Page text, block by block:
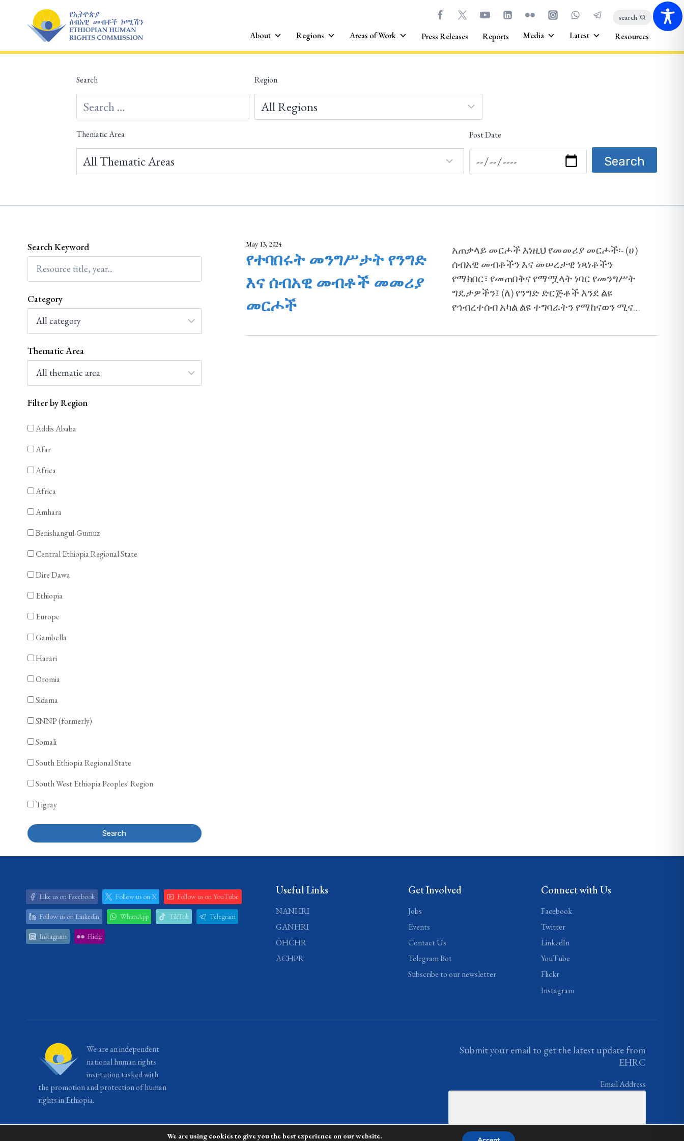
content
search
About Regions Areas of Work Press Releases Reports Media Latest Resources
Search Region
Thematic Area Post Date
May 13, 2024
የተባበሩት መንግሥታት የንግድ
እና ሰብአዊ መብቶች መመሪያ
መርሖች
አጠቃላይ መርሖች እነዚህ የመመሪያ መርሖች፡- (ሀ)
ሰብአዊ መብቶችን እና መሠረታዊ ነጻነቶችን
የማክበር፣ የመጠበቅና የማሟላት ነባር የመንግሥት
ግዴታዎችን፤ (ለ) የንግድ ድርጅቶች እንደ ልዩ
የኅብረተሰብ አካል ልዩ ተግባራትን የማከናወን ሚና
መብቶችን በማክበር እንዲሆን ተጠባቂነትን፤ (ሐ)
Search Keyword
Category
Thematic Area
Filter by Region
Addis Ababa
Afar
Africa
Africa
Amhara
Benishangul-Gumuz
Central Ethiopia Regional State
Dire Dawa
Ethiopia
Europe
Gambella
Harari
Oromia
Sidama
SNNP (formerly)
Somali
South Ethiopia Regional State
South West Ethiopia Peoples' Region
Tigray
Search
Like us on Facebook Follow us on X Follow us on YouTube
Follow us on Linkedin WhatsApp TikTok Telegram
Instagram Flickr
Useful Links
NANHRI
GANHRI
OHCHR
ACHPR
Get Involved
Jobs
Events
Contact Us
Telegram Bot
Subscribe to our newsletter
Connect with Us
Facebook
Twitter
LinkedIn
YouTube
Flickr
Instagram
We are an independent
national human rights
institution tasked with
the promotion and protection of human
rights in Ethiopia.
Submit your email to get the latest update from
EHRC
Email Address
We are using cookies to give you the best experience on our website.